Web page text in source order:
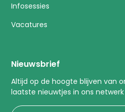
Infosessies
Vacatures
Nieuwsbrief
Altijd op de hoogte blijven van
laatste nieuwtjes in ons